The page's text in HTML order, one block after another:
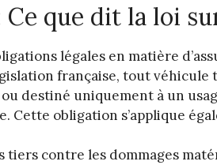
que dit la loi
légales en matière
française, tout
destiné uniquement à un
Cette obligation s’applique
contre les dommages